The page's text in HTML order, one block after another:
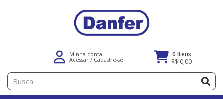
Minha conta
Acessar / Cadastre-se
0 Itens
R$ 0,00